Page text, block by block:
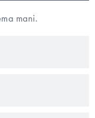
mani.